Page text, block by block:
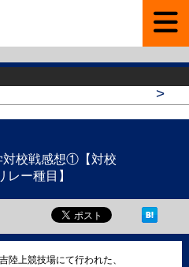
>
対校戦感想①【対校
レー種目】
陸上競技場にて行われた、